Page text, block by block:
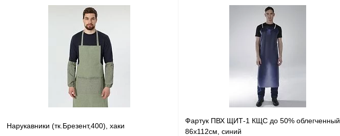
Нарукавники (тк.Брезент,400), хаки
Фартук ПВХ ЩИТ-1 КЩС до 50% облегченный,
86х112см, синий